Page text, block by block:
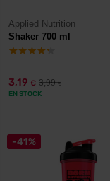
Applied Nutrition
Shaker 700 ml
3,19 € 3,99€
EN STOCK
-41%